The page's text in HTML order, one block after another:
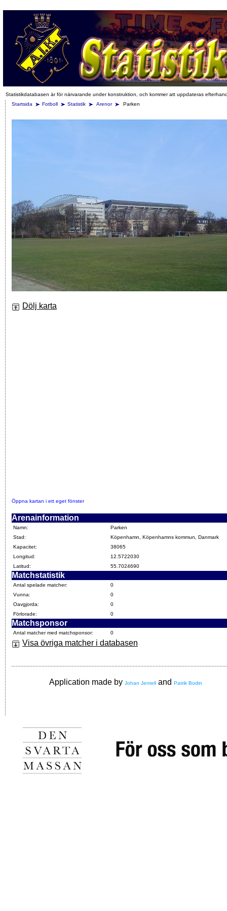
Statistikdatabasen är för närvarande under konstruktion, och kommer att uppdateras
Startsida
Fotboll Statistik Arenor Parken
Dölj karta
Öppna kartan i ett eget fönster
Arenainformation
Namn:
Parken
Stad:
Köpenhamn, Köpenhamns kommun, Danmark
Kapacitet:
38065
Longitud:
12.5722030
Latitud:
55.7024690
Matchstatistik
Antal spelade matcher:
0
Vunna:
0
Oavgjorda:
0
Förlorade:
0
Matchsponsor
Antal matcher med matchsponsor: 0
Visa övriga matcher i databasen
Application made by Johan Jentell and Patrik Bodin